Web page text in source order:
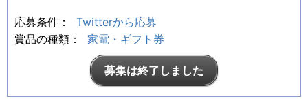
応募条件：
Twitterから応募
賞品の種類：
家電・ギフト券
募集は終了しました